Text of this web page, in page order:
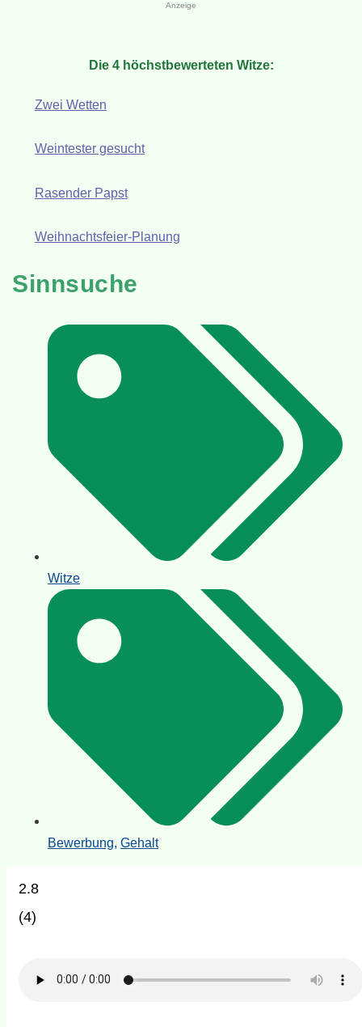
Anzeige
Die 4 höchstbewerteten Witze:
Zwei Wetten
Weintester gesucht
Rasender Papst
Weihnachtsfeier-Planung
Sinnsuche
Witze
Bewerbung, Gehalt
2.8
(4)